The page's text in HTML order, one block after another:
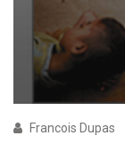
Francois Dupas